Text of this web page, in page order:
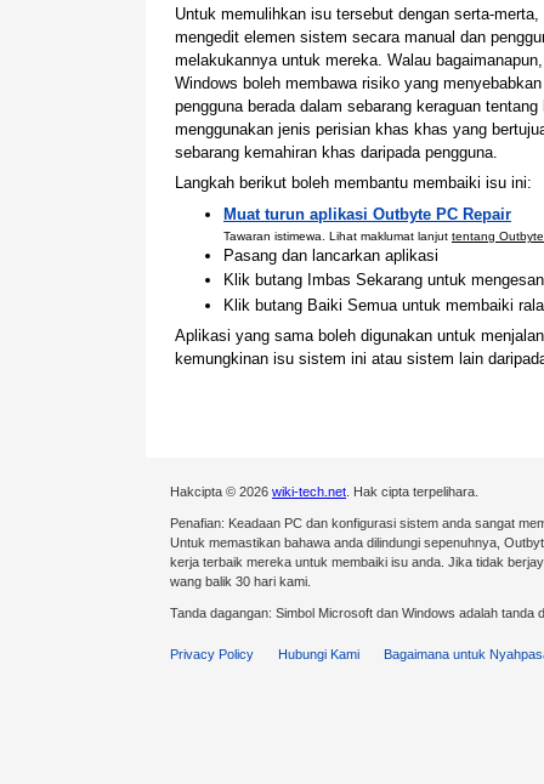
Untuk memulihkan isu tersebut dengan serta-
mengedit elemen sistem secara manual dan
melakukannya untuk mereka. Walau
Windows boleh membawa risiko yang
pengguna berada dalam sebarang keraguan
menggunakan jenis perisian khas khas yang
sebarang kemahiran khas daripada pengguna.
Langkah berikut boleh membantu membaiki isu ini:
Muat turun aplikasi Outbyte PC Repair
Tawaran istimewa. Lihat maklumat lanjut tentang Outbyte
Pasang dan lancarkan aplikasi
Klik butang Imbas Sekarang untuk
Klik butang Baiki Semua untuk membaiki
Aplikasi yang sama boleh digunakan untuk
kemungkinan isu sistem ini atau sistem lain
Hakcipta © 2026 wiki-tech.net . Hak cipta terpelihara.
Penafian: Keadaan PC dan konfigurasi sistem anda sangat
Untuk memastikan bahawa anda dilindungi sepenuhnya,
kerja terbaik mereka untuk membaiki isu anda. Jika tidak
wang balik 30 hari kami.
Tanda dagangan: Simbol Microsoft dan Windows adalah
Privacy Policy Hubungi Kami Bagaimana untuk